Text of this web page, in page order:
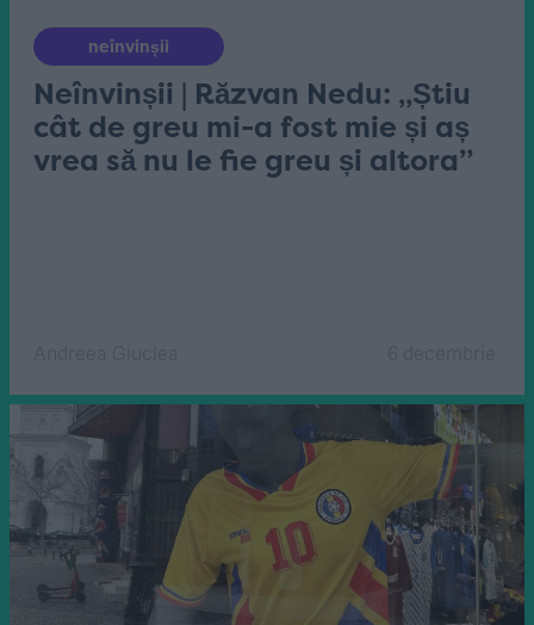
neînvinșii
Neînvinșii | Răzvan Nedu: „Știu
cât de greu mi-a fost mie și aș
vrea să nu le fie greu și altora”